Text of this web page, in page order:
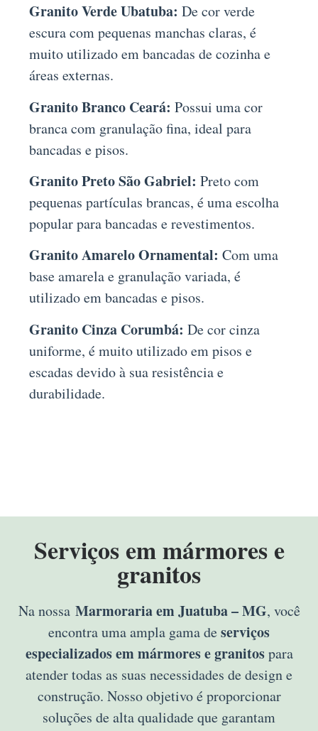
Granito Verde Ubatuba: De cor verde
escura com pequenas manchas claras, é
muito utilizado em bancadas de cozinha e
áreas externas.
Granito Branco Ceará: Possui uma cor
branca com granulação fina, ideal para
bancadas e pisos.
Granito Preto São Gabriel: Preto com
pequenas partículas brancas, é uma escolha
popular para bancadas e revestimentos.
Granito Amarelo Ornamental: Com uma
base amarela e granulação variada, é
utilizado em bancadas e pisos.
Granito Cinza Corumbá: De cor cinza
uniforme, é muito utilizado em pisos e
escadas devido à sua resistência e
durabilidade.
Serviços em mármores e
granitos
Na nossa Marmoraria em Juatuba – MG, você
encontra uma ampla gama de serviços
especializados em mármores e granitospara
atender todas as suas necessidades de design e
construção. Nosso objetivo é proporcionar
soluções de alta qualidade que garantam